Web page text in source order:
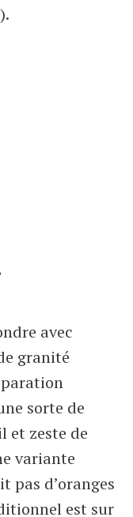
avec
granité
sorte de
et zeste de
variante
pas d’oranges
est sur